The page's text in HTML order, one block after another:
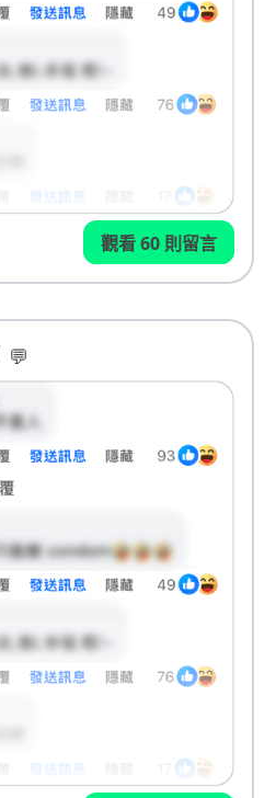
觀看 60 則留言
💬